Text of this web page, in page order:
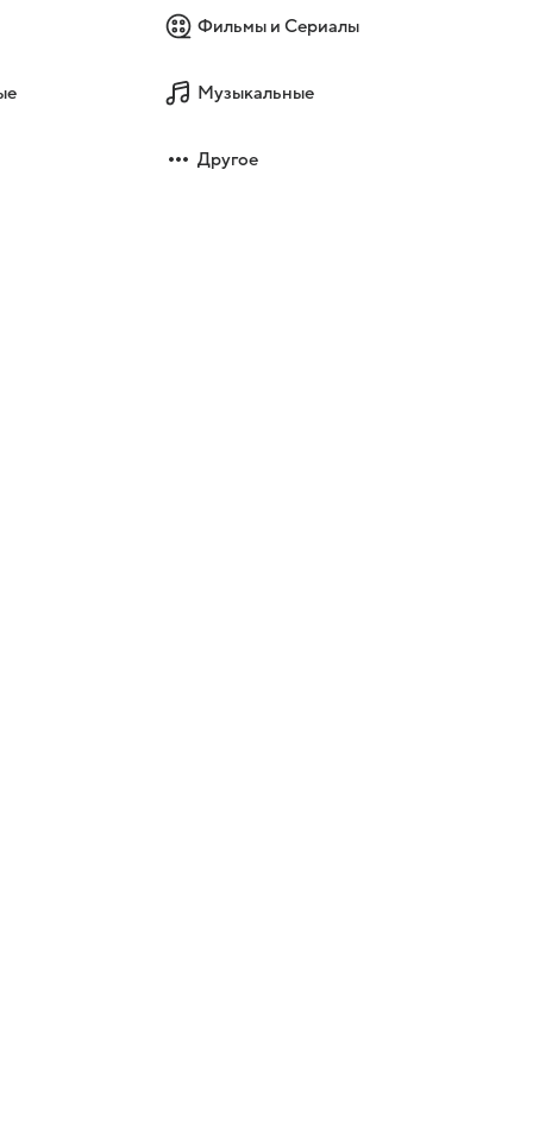
Фильмы и Сериалы
Музыкальные
Другое